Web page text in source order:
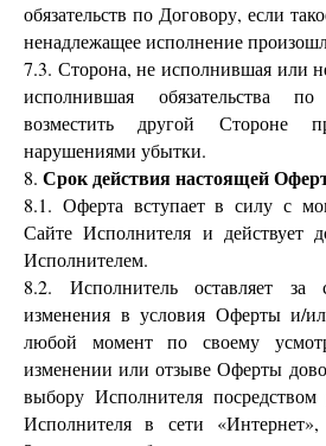
обязательств по Договору, если
ненадлежащее исполнение
7.3. Сторона, не исполнившая или
исполнившая обязательства
возместить другой Стороне
нарушениями убытки.
8. Срок действия настоящей
8.1. Оферта вступает в силу с
Сайте Исполнителя и действует
Исполнителем.
8.2. Исполнитель оставляет за
изменения в условия Оферты и/
любой момент по своему
изменении или отзыве Оферты
выбору Исполнителя
Исполнителя в сети